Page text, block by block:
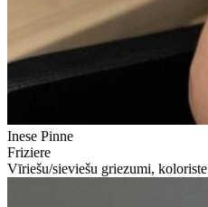
Inese Pinne
Friziere
Vīriešu/sieviešu griezumi, koloriste